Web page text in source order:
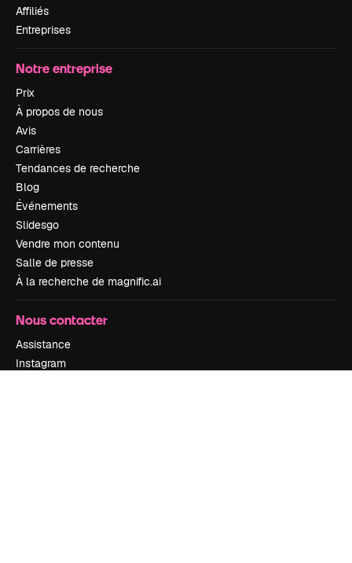
Affiliés
Entreprises
Notre entreprise
Prix
À propos de nous
Avis
Carrières
Tendances de recherche
Blog
Événements
Slidesgo
Vendre mon contenu
Salle de presse
À la recherche de magnific.ai
Nous contacter
Assistance
Instagram